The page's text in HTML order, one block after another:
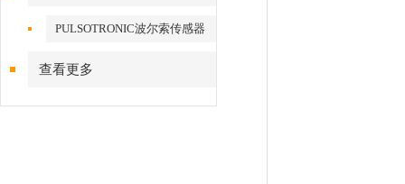
PULSOTRONIC波尔索传感器
查看更多